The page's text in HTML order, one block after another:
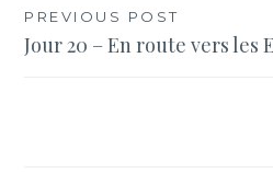
Navigation
de
PREVIOUS POST
Jour 20 – En route vers les